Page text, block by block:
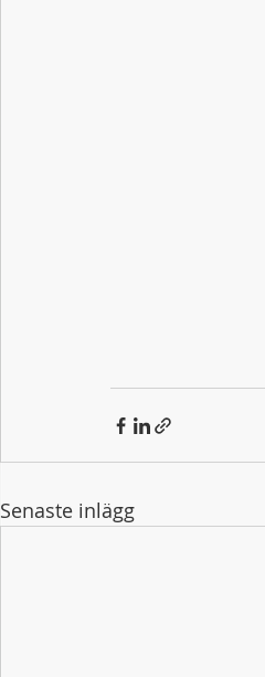
Senaste inlägg